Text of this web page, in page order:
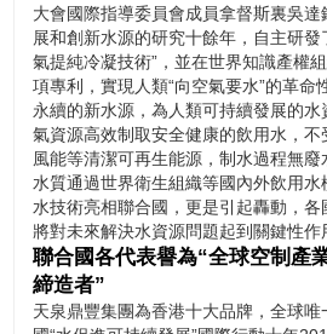
大會國際指導委員會成員拿督斯裏吳
展和創新水源的研究十餘年，自主研發
氣提純冷凝技術”，並在世界知識產權
項專利，實現人類“向空氣要水”的革命
永續的新水源，為人類可持續發展的
氣資源高效制取安全健康的飲用水，不
風能等清潔可再生能源，制水過程無
水質通過世界衛生組織等國內外飲用水
水技術亮相聯合國，更是引起轟動，
將對未來解決水資源問題起到關鍵性作
聯合國各代表譽為“全球空制產
締造者”
天泉鼎豐集團為香港十大品牌，全球